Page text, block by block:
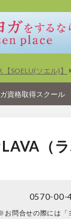
SOELU(ソエル)】
資格取得スクール
（
0570-00-
お問合せの際には